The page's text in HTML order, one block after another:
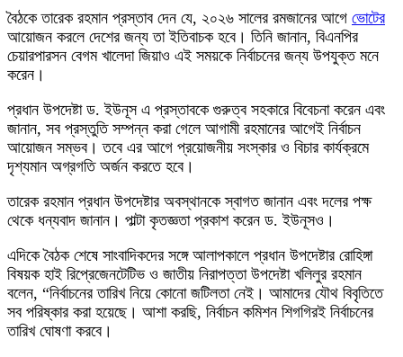
বৈঠকে তারেক রহমান প্রস্তাব দেন যে, ২০২৬ সালের রমজানের আগে ভোটের
আয়োজন করলে দেশের জন্য তা ইতিবাচক হবে। তিনি জানান, বিএনপির
চেয়ারপারসন বেগম খালেদা জিয়াও এই সময়কে নির্বাচনের জন্য উপযুক্ত মনে
করেন।
প্রধান উপদেষ্টা ড. ইউনূস এ প্রস্তাবকে গুরুত্ব সহকারে বিবেচনা করেন এবং
জানান, সব প্রস্তুতি সম্পন্ন করা গেলে আগামী রহমানের আগেই নির্বাচন
আয়োজন সম্ভব। তবে এর আগে প্রয়োজনীয় সংস্কার ও বিচার কার্যক্রমে
দৃশ্যমান অগ্রগতি অর্জন করতে হবে।
তারেক রহমান প্রধান উপদেষ্টার অবস্থানকে স্বাগত জানান এবং দলের পক্ষ
থেকে ধন্যবাদ জানান। পাল্টা কৃতজ্ঞতা প্রকাশ করেন ড. ইউনূসও।
এদিকে বৈঠক শেষে সাংবাদিকদের সঙ্গে আলাপকালে প্রধান উপদেষ্টার রোহিঙ্গা
বিষয়ক হাই রিপ্রেজেনটেটিভ ও জাতীয় নিরাপত্তা উপদেষ্টা খলিলুর রহমান
বলেন, “নির্বাচনের তারিখ নিয়ে কোনো জটিলতা নেই। আমাদের যৌথ বিবৃতিতে
সব পরিষ্কার করা হয়েছে। আশা করছি, নির্বাচন কমিশন শিগগিরই নির্বাচনের
তারিখ ঘোষণা করবে।